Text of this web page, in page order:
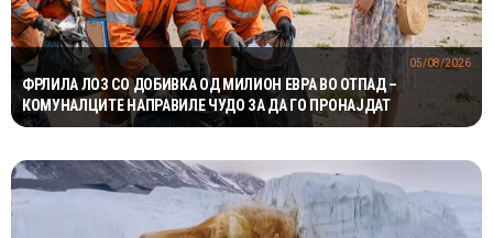
ФРЛИЛА ЛОЗ СО ДОБИВКА ОД МИЛИОН ЕВРА ВО ОТПАД –
КОМУНАЛЦИТЕ НАПРАВИЛЕ ЧУДО ЗА ДА ГО ПРОНАЈДАТ
05/08/2026